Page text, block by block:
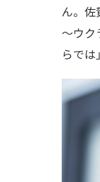
ん。佐
〜ウク
らでは